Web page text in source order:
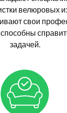
велюровых
свои
задачей.